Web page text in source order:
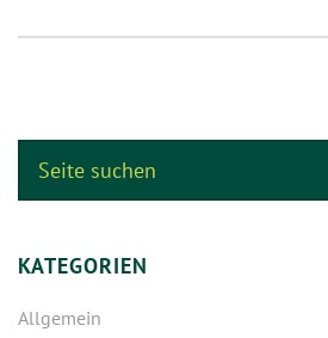
KATEGORIEN
Allgemein